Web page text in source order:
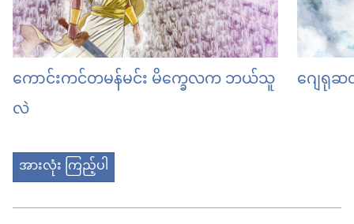
ကောင်းကင်တမန်မင်း မိက္ခေလက ဘယ်သူ
လဲ
ဂျေရု
အားလုံး ကြည့်ပါ